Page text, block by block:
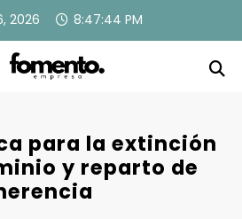
2026 8:47:45 PM
para la extinción
y reparto de